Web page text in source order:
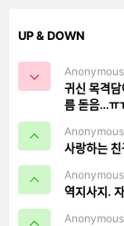
UP & DOWN
귀신
름 돋음…
사랑하는
역지사지.